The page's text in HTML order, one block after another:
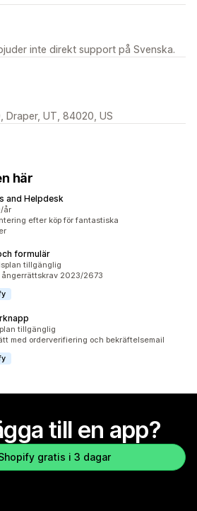
inte direkt support på Svenska.
Draper, UT, 84020, US
här
and Helpdesk
år
efter köp för fantastiska
formulär
tillgänglig
ångerrättskrav 2023/2673
tillgänglig
med orderverifiering och bekräftelsemail
till en app?
gratis i 3 dagar